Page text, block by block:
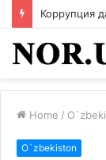
Коррупция
Home /
O`zbekiston